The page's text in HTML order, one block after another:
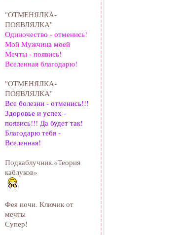
"ОТМЕНЯЛКА-
ПОЯВЛЯЛКА"
Одиночество - отменись!
Мой Мужчина моей
Мечты - появись!
Вселенная благодарю!
"ОТМЕНЯЛКА-
ПОЯВЛЯЛКА"
Все болезни - отменись!!!
Здоровье и успех -
появись!!! Да будет так!
Благодарю тебя -
Вселенная!
Подкаблучник.«Теория
каблуков»
Фея ночи. Ключик от
мечты
Супер!